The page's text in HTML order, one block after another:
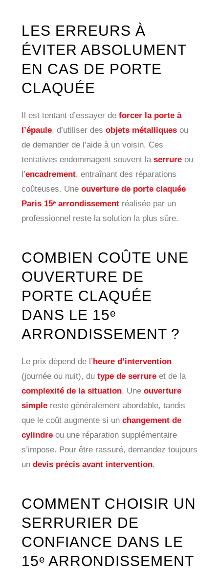
LES ERREURS À
ÉVITER ABSOLUMENT
EN CAS DE PORTE
CLAQUÉE
Il est tentant d’essayer de forcer la porte à
l’épaule, d’utiliser des objets métalliquesou
de demander de l’aide à un voisin. Ces
tentatives endommagent souvent la serrureou
l’encadrement, entraînant des réparations
coûteuses. Une ouverture de porte claquée
Paris 15ᵉ arrondissementréalisée par un
professionnel reste la solution la plus sûre.
COMBIEN COÛTE UNE
OUVERTURE DE
PORTE CLAQUÉE
DANS LE 15ᵉ
ARRONDISSEMENT ?
Le prix dépend de l’ heure d’intervention
(journée ou nuit), du type de serrureet de la
complexité de la situation. Une ouverture
simplereste généralement abordable, tandis
que le coût augmente si un changement de
cylindreou une réparation supplémentaire
s’impose. Pour être rassuré, demandez toujours
un devis précis avant intervention.
COMMENT CHOISIR UN
SERRURIER DE
CONFIANCE DANS LE
15ᵉ ARRONDISSEMENT